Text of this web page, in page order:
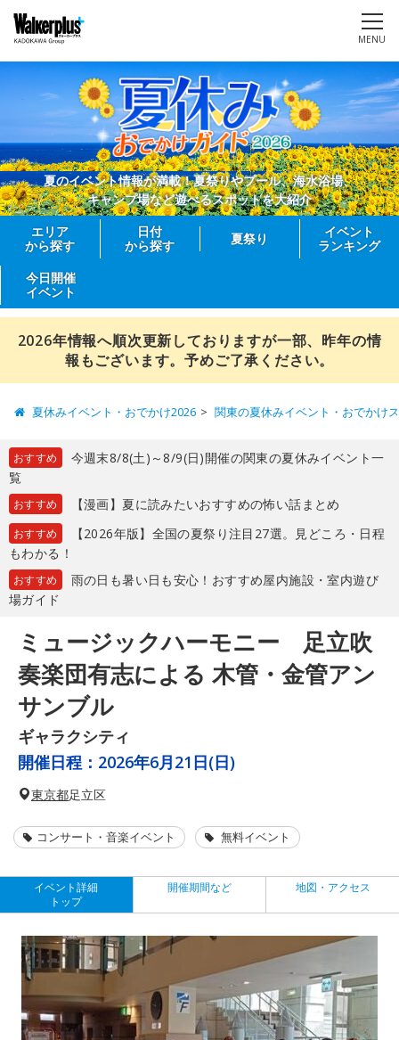
MENU
夏のイベント情報が満載！夏祭りやプール、海水浴場、
キャンプ場など遊べるスポットを大紹介
エリア
から探す
日付
から探す
夏祭り
イベント
ランキング
今日開催
イベント
2026年情報へ順次更新しておりますが一部、昨年の情
報もございます。予めご了承ください。
夏休みイベント・おでかけ2026 関東の夏休みイベント・おでかけ
おすすめ
今週末8/8(土)～8/9(日)開催の関東の夏休みイベント一
覧
おすすめ 【漫画】夏に読みたいおすすめの怖い話まとめ
おすすめ
【2026年版】全国の夏祭り注目27選。見どころ・日程
もわかる！
おすすめ
雨の日も暑い日も安心！おすすめ屋内施設・室内遊び
場ガイド
ミュージックハーモニー 足立吹
奏楽団有志による 木管・金管アン
サンブル
ギャラクシティ
開催日程： 2026年6月21日(日)
東京都足立区
コンサート・音楽イベント 無料イベント
イベント詳細
トップ
開催期間など 地図・アクセス